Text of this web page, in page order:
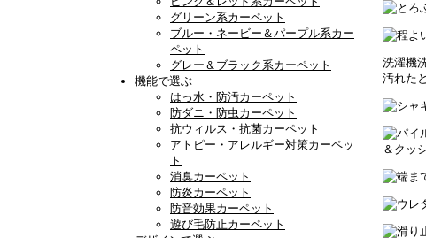
グリーン系カーペット
ブルー・ネービー＆パープル系カー
ペット
グレー＆ブラック系カーペット
機能で選ぶ
はっ水・防汚カーペット
防ダニ・防虫カーペット
抗ウィルス・抗菌カーペット
アトピー・アレルギー対策カーペッ
ト
消臭カーペット
防炎カーペット
防音効果カーペット
遊び毛防止カーペット
洗濯機
汚れた
＆クッ